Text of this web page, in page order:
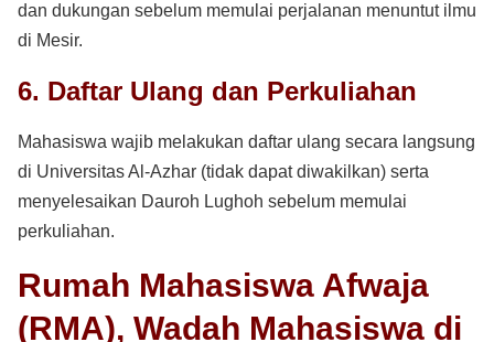
dan dukungan sebelum memulai perjalanan menuntut ilmu
di Mesir.
6. Daftar Ulang dan Perkuliahan
Mahasiswa wajib melakukan daftar ulang secara langsung
di Universitas Al-Azhar (tidak dapat diwakilkan) serta
menyelesaikan Dauroh Lughoh sebelum memulai
perkuliahan.
Rumah Mahasiswa Afwaja
(RMA), Wadah Mahasiswa di